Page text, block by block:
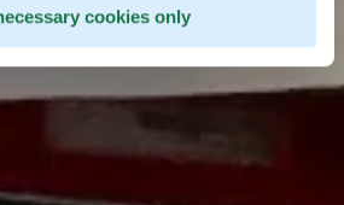
cookies only